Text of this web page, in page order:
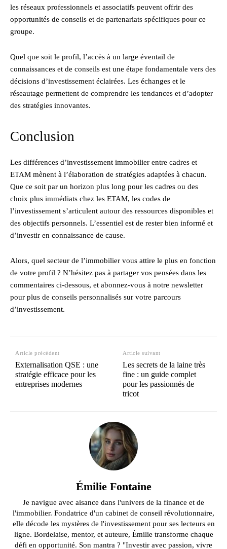
les réseaux professionnels et associatifs peuvent offrir des
opportunités de conseils et de partenariats spécifiques pour ce
groupe.
Quel que soit le profil, l’accès à un large éventail de
connaissances et de conseils est une étape fondamentale vers des
décisions d’investissement éclairées. Les échanges et le
réseautage permettent de comprendre les tendances et d’adopter
des stratégies innovantes.
Conclusion
Les différences d’investissement immobilier entre cadres et
ETAM mènent à l’élaboration de stratégies adaptées à chacun.
Que ce soit par un horizon plus long pour les cadres ou des
choix plus immédiats chez les ETAM, les codes de
l’investissement s’articulent autour des ressources disponibles et
des objectifs personnels. L’essentiel est de rester bien informé et
d’investir en connaissance de cause.
Alors, quel secteur de l’immobilier vous attire le plus en fonction
de votre profil ? N’hésitez pas à partager vos pensées dans les
commentaires ci-dessous, et abonnez-vous à notre newsletter
pour plus de conseils personnalisés sur votre parcours
d’investissement.
Article précédent
Externalisation QSE : une
stratégie efficace pour les
entreprises modernes
Article suivant
Les secrets de la laine très
fine : un guide complet
pour les passionnés de
tricot
Émilie Fontaine
Je navigue avec aisance dans l'univers de la finance et de
l'immobilier. Fondatrice d'un cabinet de conseil révolutionnaire,
elle décode les mystères de l'investissement pour ses lecteurs en
ligne. Bordelaise, mentor, et auteure, Émilie transforme chaque
défi en opportunité. Son mantra ? "Investir avec passion, vivre